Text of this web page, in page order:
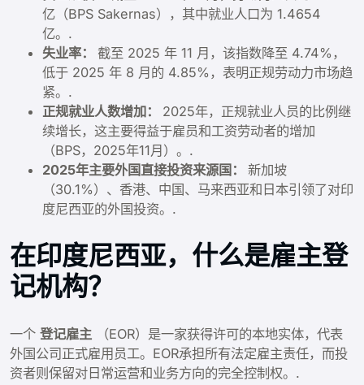
亿（BPS Sakernas），其中就业人口为 1.4654
亿。.
失业率： 截至 2025 年 11 月，该指数降至 4.74%，
低于 2025 年 8 月的 4.85%，表明正规劳动力市场趋
紧。.
正规就业人数增加： 2025年，正规就业人员的比例继
续增长，这主要得益于雇员和工资劳动者的增加
（BPS，2025年11月）。.
2025年主要外国直接投资来源国： 新加坡
（30.1%）、香港、中国、马来西亚和日本引领了对印
度尼西亚的外国投资。.
在印度尼西亚，什么是雇主登
记机构？
一个 登记雇主 （EOR）是一家获得许可的本地实体，代表
外国公司正式雇用员工。EOR承担所有法定雇主责任，而投
资者则保留对日常运营和业务方向的完全控制权。.